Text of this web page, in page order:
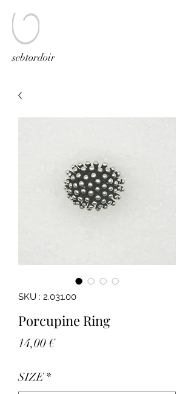
sebtordoir
SKU : 2.031.00
Porcupine Ring
14,00 €Prix
SIZE *